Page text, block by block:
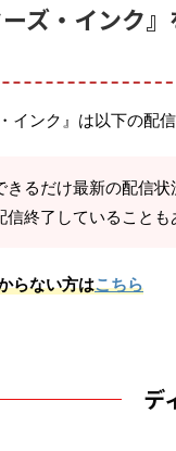
ーズ・インク
インク』は以下の配
きるだけ最新の配信
信終了していることも
らない方はこちら
デ